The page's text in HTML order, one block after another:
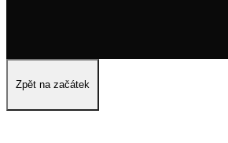
Zpět na začátek